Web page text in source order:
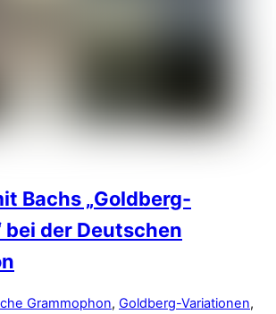
Bachs „Goldberg-
bei der Deutschen
Grammophon, Goldberg-Variationen,